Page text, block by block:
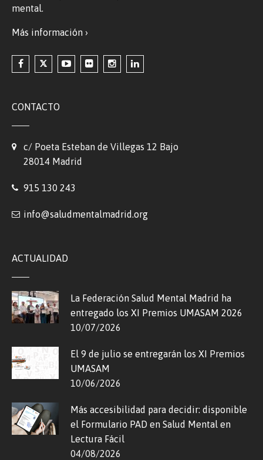
mental.
Más información ›
CONTACTO
c/ Poeta Esteban de Villegas 12 Bajo
28014 Madrid
915 130 243
info@saludmentalmadrid.org
ACTUALIDAD
La Federación Salud Mental Madrid ha
entregado los XI Premios UMASAM 2026
10/07/2026
El 9 de julio se entregarán los XI Premios
UMASAM
10/06/2026
Más accesibilidad para decidir: disponible
el Formulario PAD en Salud Mental en
Lectura Fácil
04/08/2026